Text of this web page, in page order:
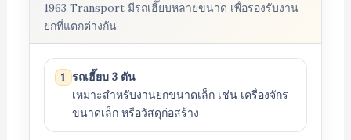
1963 Transport มีรถเฮี๊ยบหลายขนาด เพื่อรองรับงาน
ยกที่แตกต่างกัน
1 รถเฮี๊ยบ 3 ตัน
เหมาะสำหรับงานยกขนาดเล็ก เช่น เครื่องจักร
ขนาดเล็ก หรือวัสดุก่อสร้าง